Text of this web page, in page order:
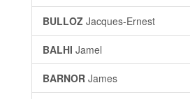
BULLOZ Jacques-Ernest
BALHI Jamel
BARNOR James